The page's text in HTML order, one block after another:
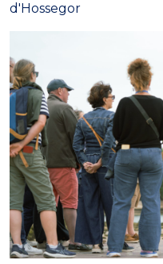
d'Hossegor